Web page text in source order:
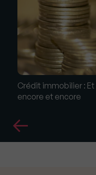
Crédit immobilier :
encore et encore